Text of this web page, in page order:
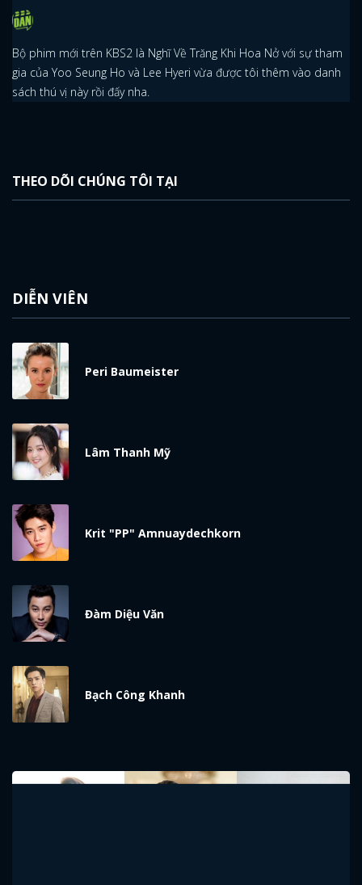
Bộ phim mới trên KBS2 là Nghĩ Về Trăng Khi Hoa Nở với sự tham
gia của Yoo Seung Ho và Lee Hyeri vừa được tôi thêm vào danh
sách thú vị này rồi đấy nha.
THEO DÕI CHÚNG TÔI TẠI
DIỄN VIÊN
Peri Baumeister
Lâm Thanh Mỹ
Krit "PP" Amnuaydechkorn
Đàm Diệu Văn
Bạch Công Khanh